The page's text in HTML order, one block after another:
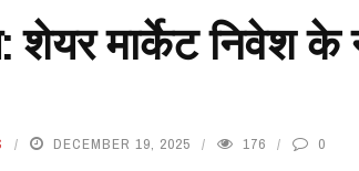
शेयर मार्केट निवेश
DECEMBER 19, 2025 176 0